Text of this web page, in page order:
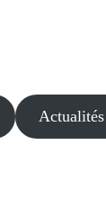
Actualités